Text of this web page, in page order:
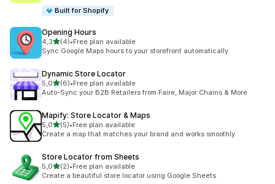
Built for Shopify
Opening Hours
4,3na 5 gwiazdek
(4)
Łączna liczba recenzji: 4
•Free plan available
Sync Google Maps hours to your storefront automatically
Dynamic Store Locator
5,0na 5 gwiazdek
(6)
Łączna liczba recenzji: 6
•Free plan available
Auto-Sync your B2B Retailers from Faire, Major Chains & More
Mapify: Store Locator & Maps
5,0na 5 gwiazdek
(5)
Łączna liczba recenzji: 5
•Free plan available
Create a map that matches your brand and works smoothly
Store Locator from Sheets
5,0na 5 gwiazdek
(2)
Łączna liczba recenzji: 2
•Free plan available
Create a beautiful store locator using Google Sheets